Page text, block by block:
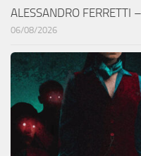
ALESSANDRO FERRETTI
06/08/2026